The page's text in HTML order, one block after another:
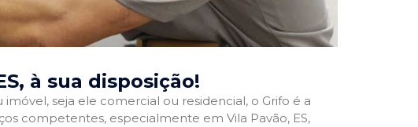
, à sua disposição!
seja ele comercial ou residencial, o Grifo é a
competentes, especialmente em Vila Pavão, ES,